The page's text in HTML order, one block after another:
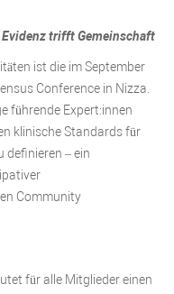
Evidenz trifft Gemeinschaft
ist die im September
Conference in Nizza.
führende Expert:innen
klinische Standards für
definieren – ein
Community
für alle Mitglieder einen